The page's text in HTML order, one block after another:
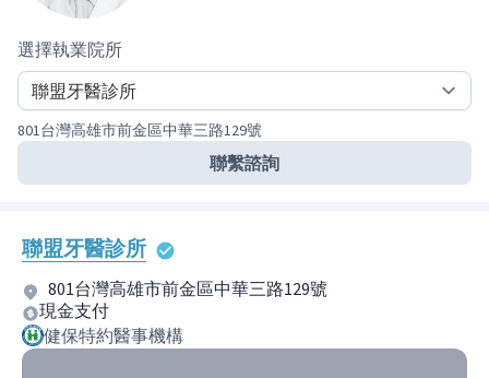
選擇執業院所
801台灣高雄市前金區中華三路129號
聯繫諮詢
聯盟牙醫診所
801台灣高雄市前金區中華三路129號
現金支付
健保特約醫事機構